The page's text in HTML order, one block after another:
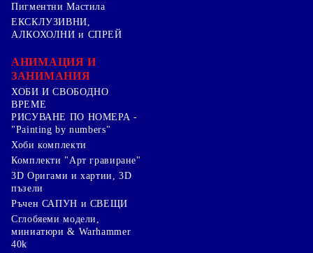
Пигментни Мастила
ЕКСКЛУЗИВНИ,
АЛКОХОЛНИ и СПРЕЙ
АНИМАЦИЯ И
ЗАНИМАНИЯ
ХОБИ И СВОБОДНО
ВРЕМЕ
РИСУВАНЕ ПО НОМЕРА -
"Painting by numbers"
Хоби комплекти
Комплекти "Арт гравиране"
3D Оригами и хартии, 3D
пъзели
Ръчен САПУН и СВЕЩИ
Сглобяеми модели,
миниатюри & Warhammer
40k